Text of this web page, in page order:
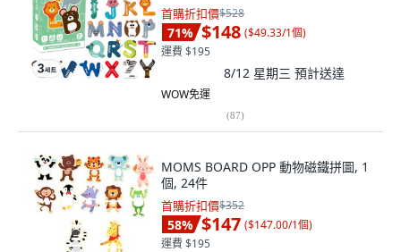
首購折扣價$528
71% $148 ($49.33/1個)
運費 $195
8/12 星期三 預計送達
WOW免運
(87)
MOMS BOARD OPP 動物磁鐵拼圖, 1
個, 24件
首購折扣價$352
58% $147 ($147.00/1個)
運費 $195